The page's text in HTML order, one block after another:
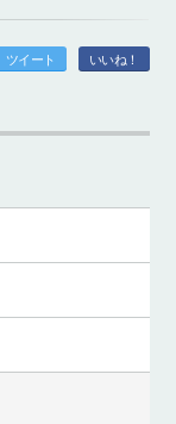
ツイート いいね！